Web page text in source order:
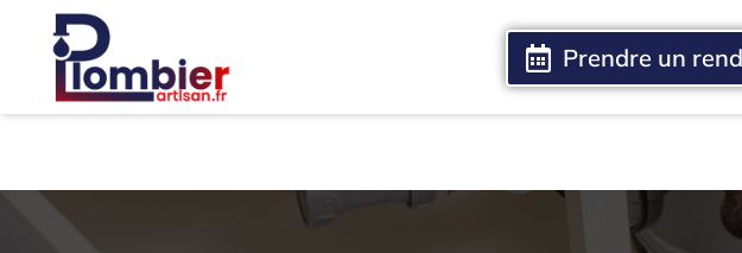
Prendre un